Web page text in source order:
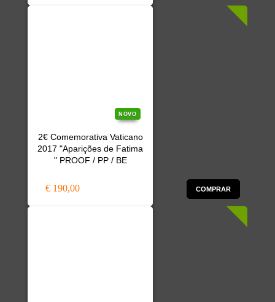
NOVO
2€ Comemorativa Vaticano
2017 "Aparições de Fatima
" PROOF / PP / BE
€ 190,00 COMPRAR